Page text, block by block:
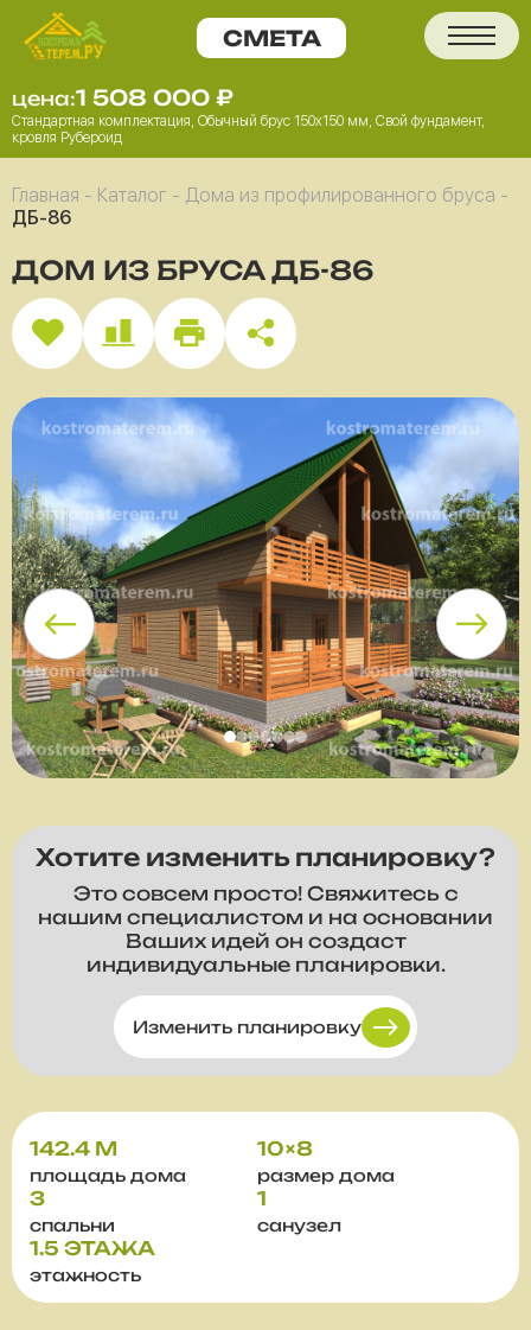
Главная - Каталог - Дома из профилированного бруса -
ДБ-86
ДОМ ИЗ БРУСА ДБ-86
Хотите изменить планировку?
Это совсем просто! Свяжитесь с
нашим специалистом и на основании
Ваших идей он создаст
индивидуальные планировки.
Изменить планировку
цена:1 508 000 ₽
Стандартная комплектация, Обычный брус 150x150 мм, Свой фундамент,
кровля Рубероид
142.4 М
площадь дома
10×8
размер дома
3
спальни
1
санузел
1.5 ЭТАЖА
этажность